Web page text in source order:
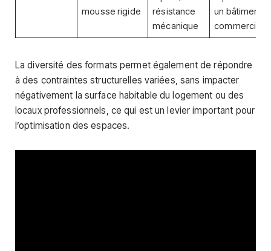
mousse rigide
résistance
mécanique
un bâtiment
commercial
La diversité des formats permet également de répondre
à des contraintes structurelles variées, sans impacter
négativement la surface habitable du logement ou des
locaux professionnels, ce qui est un levier important pour
l’optimisation des espaces.